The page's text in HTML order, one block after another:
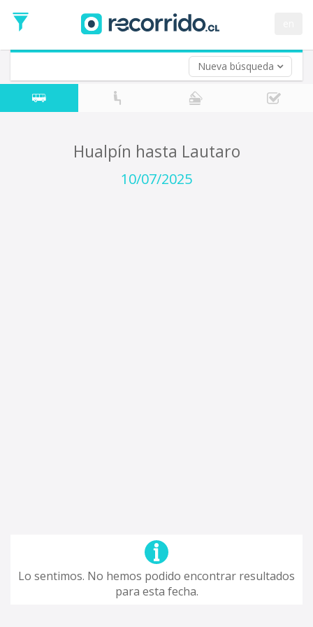
Nueva búsqueda
de
Ida
Vuelta (opcional)
Fecha
de
Hualpín hasta Lautaro
10/07/2025
Lo sentimos. No hemos podido encontrar resultados
para esta fecha.